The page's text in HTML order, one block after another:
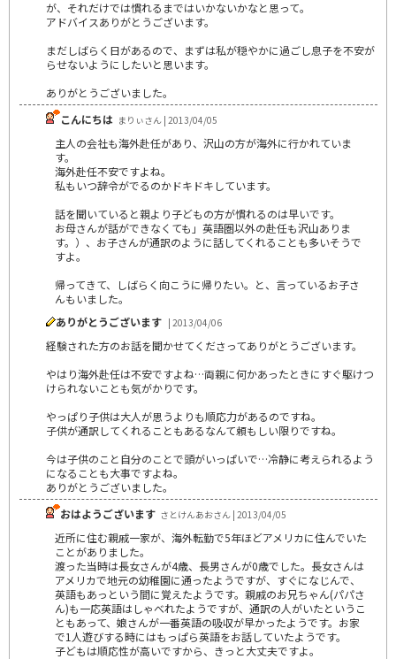
が、それだけでは慣れるまではいかないかなと思って。
アドバイスありがとうございます。
まだしばらく日があるので、まずは私が穏やかに過ごし息子を不安が
らせないようにしたいと思います。
ありがとうございました。
こんにちは まりぃさん | 2013/04/05
主人の会社も海外赴任があり、沢山の方が海外に行かれていま
す。
海外赴任不安ですよね。
私もいつ辞令がでるのかドキドキしています。
話を聞いていると親より子どもの方が慣れるのは早いです。
お母さんが話ができなくても」英語圏以外の赴任も沢山ありま
す。）、お子さんが通訳のように話してくれることも多いそうで
すよ。
帰ってきて、しばらく向こうに帰りたい。と、言っているお子さ
んもいました。
ありがとうございます | 2013/04/06
経験された方のお話を聞かせてくださってありがとうございます。
やはり海外赴任は不安ですよね…両親に何かあったときにすぐ駆けつ
けられないことも気がかりです。
やっぱり子供は大人が思うよりも順応力があるのですね。
子供が通訳してくれることもあるなんて頼もしい限りですね。
今は子供のこと自分のことで頭がいっぱいで…冷静に考えられるよう
になることも大事ですよね。
ありがとうございました。
おはようございます さとけんあおさん | 2013/04/05
近所に住む親戚一家が、海外転勤で5年ほどアメリカに住んでいた
ことがありました。
渡った当時は長女さんが4歳、長男さんが0歳でした。長女さんは
アメリカで地元の幼稚園に通ったようですが、すぐになじんで、
英語もあっという間に覚えたようです。親戚のお兄ちゃん(パパさ
ん)も一応英語はしゃべれたようですが、通訳の人がいたというこ
ともあって、娘さんが一番英語の吸収が早かったようです。お家
で1人遊びする時にはもっぱら英語をお話していたようです。
子どもは順応性が高いですから、きっと大丈夫ですよ。